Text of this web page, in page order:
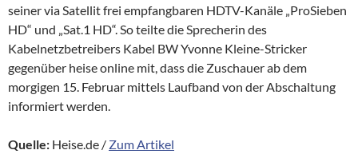
seiner via Satellit frei empfangbaren HDTV-Kanäle „ProSieben
HD“ und „Sat.1 HD“. So teilte die Sprecherin des
Kabelnetzbetreibers Kabel BW Yvonne Kleine-Stricker
gegenüber heise online mit, dass die Zuschauer ab dem
morgigen 15. Februar mittels Laufband von der Abschaltung
informiert werden.
Quelle: Heise.de / Zum Artikel